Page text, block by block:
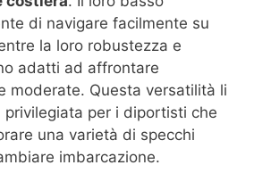
di navigare facilmente su
la loro robustezza e
adatti ad affrontare
moderate. Questa versatilità li
privilegiata per i diportisti che
una varietà di specchi
imbarcazione.